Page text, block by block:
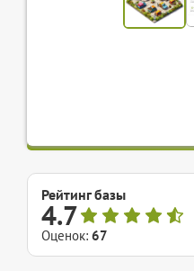
Рейтинг базы
4.7
Оценок: 67